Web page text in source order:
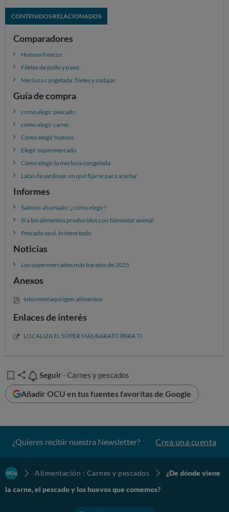
CONTENIDOS RELACIONADOS
Comparadores
Huevos frescos
Filetes de pollo y pavo
Merluza congelada: filetes y rodajas
Guía de compra
como elegir pescado
como elegir carne
Cómo elegir huevos
Elegir supermercado
Cómo elegir la merluza congelada
Latas de sardinas: en qué fijarse para acertar
Informes
Salmón ahumado: ¿cómo elegir?
Sí a los alimentos producidos con bienestar animal
Pescado azul, lo tiene todo
Noticias
Los supermercados más baratos de 2025
Anexos
informemaqorigen-alimentos
Enlaces de interés
LOCALIZA EL SÚPER MÁS BARATO PARA TI
Seguir
Seguir - Carnes y pescados
Añadir OCU en tus fuentes favoritas de Google
¿Quieres recibir nuestra Newsletter? Crea una cuenta
Alimentación : Carnes y pescados
¿De dónde viene
la carne, el pescado y los huevos que comemos?